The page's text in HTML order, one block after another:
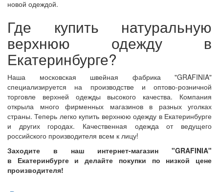
новой одеждой.
Где купить натуральную
верхнюю одежду в
Екатеринбурге?
Наша московская швейная фабрика "GRAFINIA"
специализируется на производстве и оптово-розничной
торговле верхней одежды высокого качества. Компания
открыла много фирменных магазинов в разных уголках
страны. Теперь легко купить верхнюю одежду в Екатеринбурге
и других городах. Качественная одежда от ведущего
российского производителя всем к лицу!
Заходите в наш интернет-магазин "GRAFINIA"
в Екатеринбургеи делайте покупки по низкой цене
производителя!